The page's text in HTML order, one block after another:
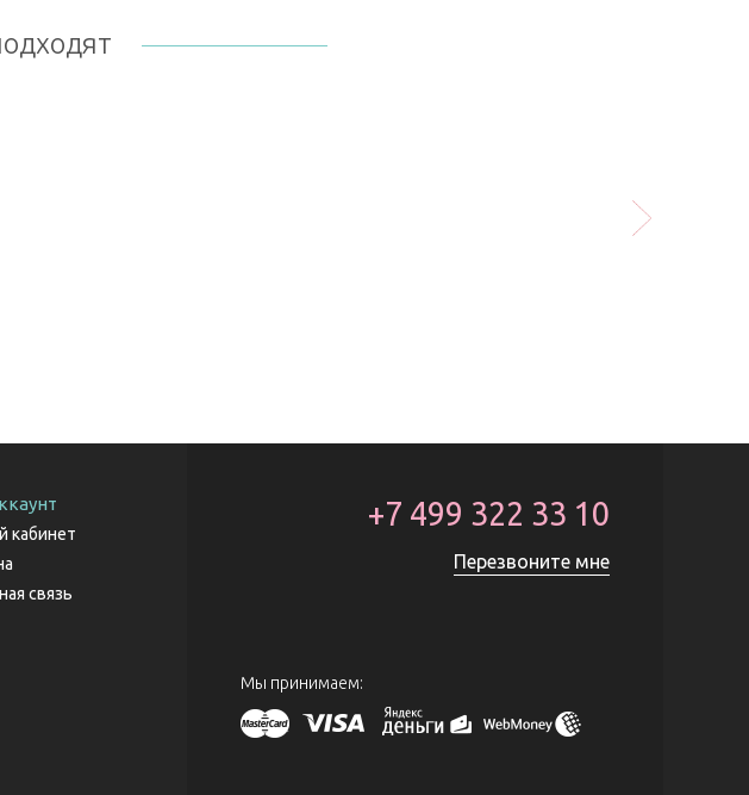
кабинет
связь
+7 499 322 33 10
Перезвоните мне
Мы принимаем: